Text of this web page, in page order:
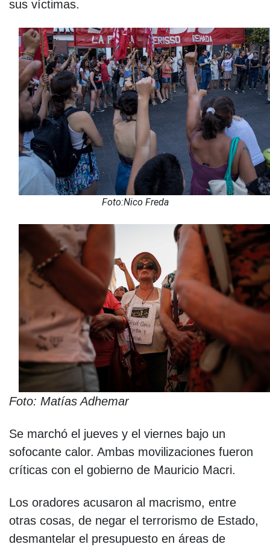
sus víctimas.
Foto:Nico Freda
Foto: Matías Adhemar
Se marchó el jueves y el viernes bajo un
sofocante calor. Ambas movilizaciones fueron
críticas con el gobierno de Mauricio Macri.
Los oradores acusaron al macrismo, entre
otras cosas, de negar el terrorismo de Estado,
desmantelar el presupuesto en áreas de